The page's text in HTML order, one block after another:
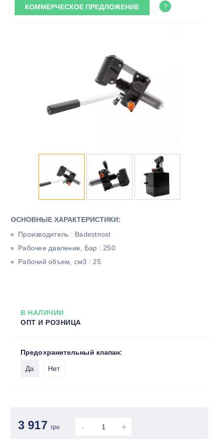
КОММЕРЧЕСКОЕ ПРЕДЛОЖЕНИЕ ?
ОСНОВНЫЕ ХАРАКТЕРИСТИКИ:
Производитель : Badestnost
Рабочее давление, Бар : 250
Рабочий объем, см3 : 25
В НАЛИЧИИ
ОПТ И РОЗНИЦА
Предохранительный клапан:
Да Нет
3 917 грн - +